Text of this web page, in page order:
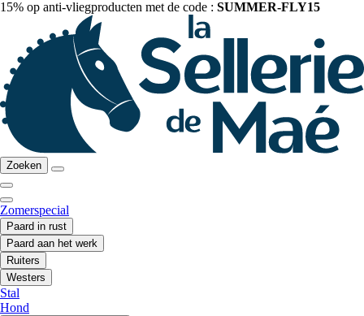
15% op anti-vliegproducten met de code : SUMMER-FLY15
Zoeken
Zomerspecial
Paard in rust
Paard aan het werk
Ruiters
Westers
Stal
Hond